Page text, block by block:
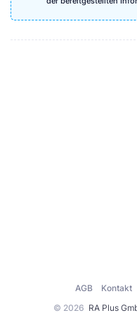
© 2026 RA Plus
AGB Kontakt